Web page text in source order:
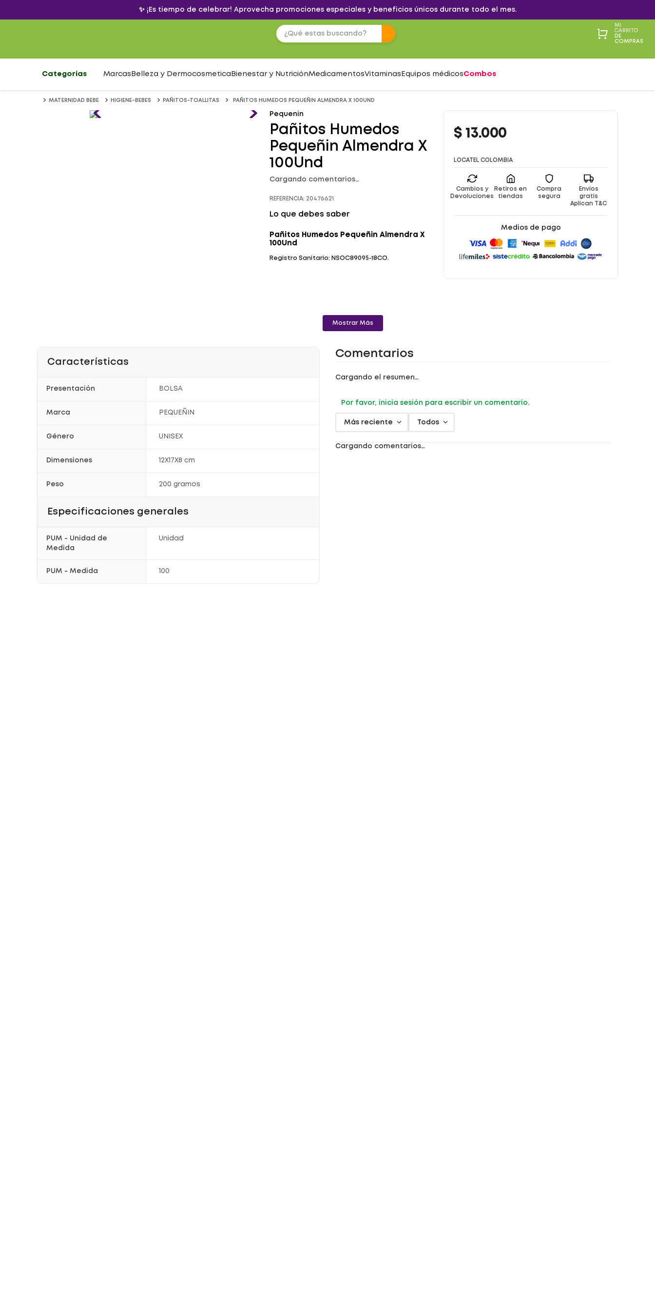
✨ ¡Es tiempo de celebrar! Aprovecha promociones especiales y beneficios únicos durante todo el mes.
MI
CARRITO
DE
COMPRAS
Categorías Marcas Belleza y Dermocosmetica Bienestar y NutriciónMedicamentosVitaminas Equipos médicosCombos
MATERNIDAD BEBE HIGIENE-BEBES PAÑITOS-TOALLITAS PAÑITOS HUMEDOS PEQUEÑIN ALMENDRA X 100UND
Pequenin
Pañitos Humedos
Pequeñin Almendra X
100Und
Cargando comentarios…
REFERENCIA: 20476621
Lo que debes saber
Pañitos Humedos Pequeñin Almendra X
100Und
Registro Sanitario: NSOC89095-18CO.
Mostrar Más
$ 13.000
LOCATEL COLOMBIA
Cambios y
Devoluciones
Retiros en
tiendas
Compra
segura
Envíos
gratis
Aplican T&C
Medios de pago
Características
Presentación BOLSA
Marca PEQUEÑIN
Género UNISEX
Dimensiones 12X17X8 cm
Peso 200 gramos
Especificaciones generales
PUM - Unidad de
Medida
Unidad
PUM - Medida 100
Comentarios
Cargando el resumen…
Por favor, inicia sesión para escribir un comentario.
Más reciente Todos
Cargando comentarios…